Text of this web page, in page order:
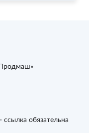
ссылка обязательна